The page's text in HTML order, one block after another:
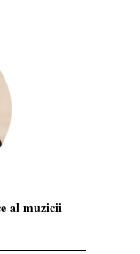
al muzicii